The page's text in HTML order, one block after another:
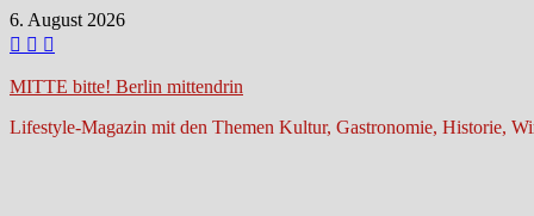
Zum
Inhalt
6. August 2026
MITTE bitte! Berlin mittendrin
Lifestyle-Magazin mit den Themen Kultur, Gastronomie, Historie,